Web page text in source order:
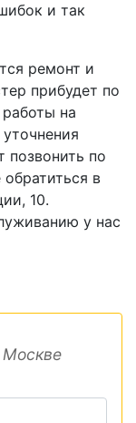
и так
ремонт и
прибудет по
на
по
в
10.
у нас
Москве